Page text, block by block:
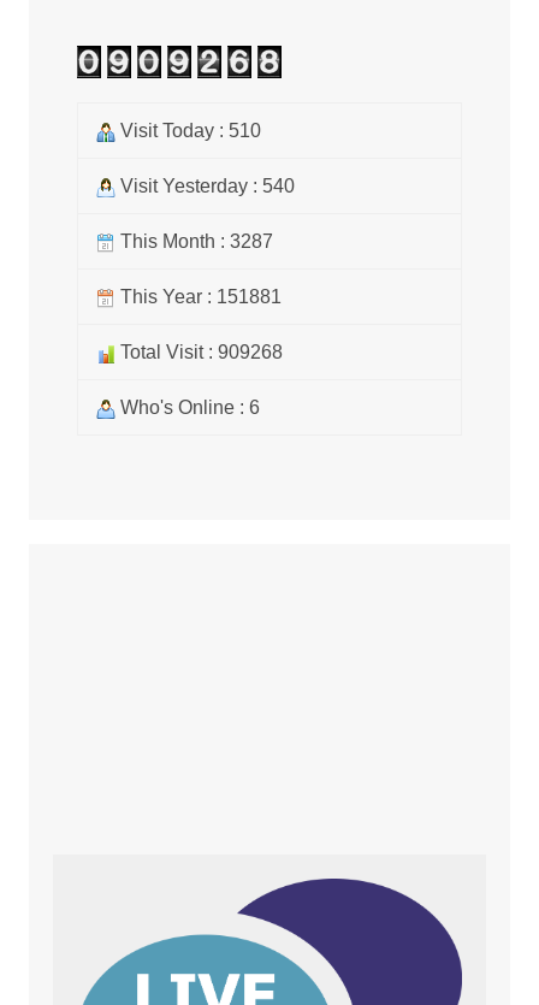
Visit Today : 510
Visit Yesterday : 540
This Month : 3287
This Year : 151881
Total Visit : 909268
Who's Online : 6